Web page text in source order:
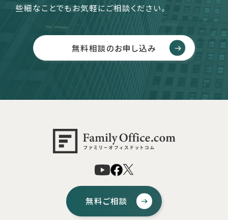
些細なことでもお気軽にご相談ください。
無料相談のお申し込み
無料ご相談